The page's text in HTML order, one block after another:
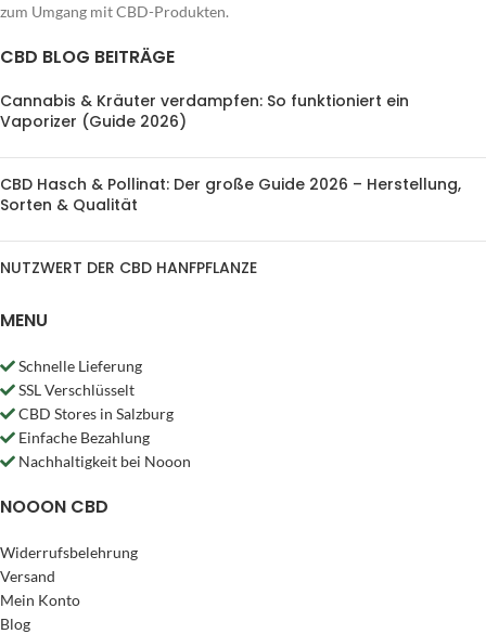
zum Umgang mit CBD-Produkten.
CBD BLOG BEITRÄGE
Cannabis & Kräuter verdampfen: So funktioniert ein
Vaporizer (Guide 2026)
CBD Hasch & Pollinat: Der große Guide 2026 – Herstellung,
Sorten & Qualität
NUTZWERT DER CBD HANFPFLANZE
MENU
Schnelle Lieferung
SSL Verschlüsselt
CBD Stores in Salzburg
Einfache Bezahlung
Nachhaltigkeit bei Nooon
NOOON CBD
Widerrufsbelehrung
Versand
Mein Konto
Blog